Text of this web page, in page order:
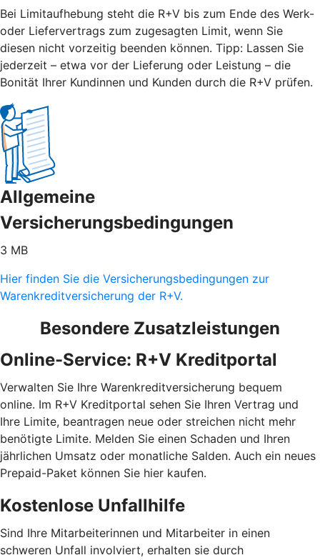
Bei Limitaufhebung steht die R+V bis zum Ende des Werk-
oder Liefervertrags zum zugesagten Limit, wenn Sie
diesen nicht vorzeitig beenden können. Tipp: Lassen Sie
jederzeit – etwa vor der Lieferung oder Leistung – die
Bonität Ihrer Kundinnen und Kunden durch die R+V prüfen.
Allgemeine
Versicherungsbedingungen
3 MB
Hier finden Sie die Versicherungsbedingungen zur
Warenkreditversicherung der R+V.
Besondere Zusatzleistungen
Online-Service: R+V Kreditportal
Verwalten Sie Ihre Warenkreditversicherung bequem
online. Im R+V Kreditportal sehen Sie Ihren Vertrag und
Ihre Limite, beantragen neue oder streichen nicht mehr
benötigte Limite. Melden Sie einen Schaden und Ihren
jährlichen Umsatz oder monatliche Salden. Auch ein neues
Prepaid-Paket können Sie hier kaufen.
Kostenlose Unfallhilfe
Sind Ihre Mitarbeiterinnen und Mitarbeiter in einen
schweren Unfall involviert, erhalten sie durch